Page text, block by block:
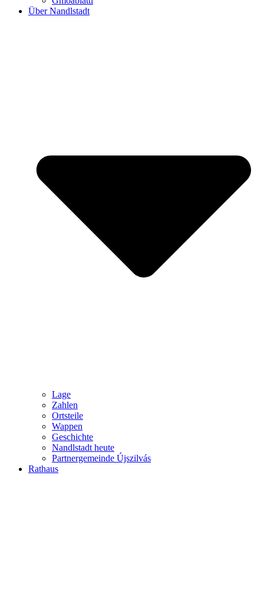
Über Nandlstadt
Lage
Zahlen
Ortsteile
Wappen
Geschichte
Nandlstadt heute
Partnergemeinde Újszilvás
Rathaus